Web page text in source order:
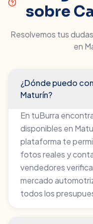
sobre
Resolvemos tus
en
¿Dónde puedo
Maturín?
En tuBurra
disponibles en
plataforma te
fotos reales y
vendedores
mercado
todos los